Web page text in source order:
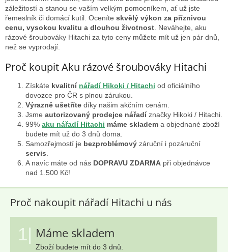
a
c
í
p
k
y
v
ý
p
i
s
u
záležitostí a stanou se vaším velkým pomocníkem, ať už jste
řemeslník či domácí kutil. Oceníte skvělý výkon za příznivou
cenu, vysokou kvalitu a dlouhou životnost . Neváhejte, aku
rázové šroubováky Hitachi za tyto ceny můžete mít už jen pár dnů,
než se vyprodají.
Proč koupit Aku rázové šroubováky Hitachi
Získáte kvalitní nářadí Hikoki / Hitachi od oficiálního
dovozce pro ČR s plnou zárukou.
Výrazně ušetříte díky našim akčním cenám.
Jsme autorizovaný prodejce nářadíznačky Hikoki / Hitachi.
99% aku nářadí Hitachi máme skladem a objednané zboží
budete mít už do 3 dnů doma.
Samozřejmostí je bezproblémový záruční i pozáruční
servis.
A navíc máte od nás DOPRAVU ZDARMA při objednávce
nad 1.500 Kč!
Proč nakoupit nářadí Hitachi u nás
1| Máme skladem
Zboží budete mít do 3 dnů.